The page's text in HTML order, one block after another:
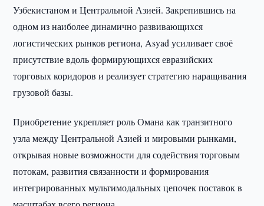
Узбекистаном и Центральной Азией. Закрепившись на
одном из наиболее динамично развивающихся
логистических рынков региона, Asyad усиливает своё
присутствие вдоль формирующихся евразийских
торговых коридоров и реализует стратегию наращивания
грузовой базы.
Приобретение укрепляет роль Омана как транзитного
узла между Центральной Азией и мировыми рынками,
открывая новые возможности для содействия торговым
потокам, развития связанности и формирования
интегрированных мультимодальных цепочек поставок в